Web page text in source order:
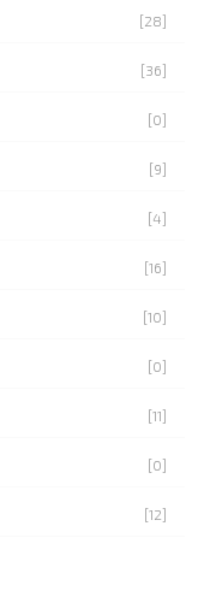
[28]
[36]
[0]
[9]
[4]
[16]
[10]
[0]
[11]
[0]
[12]